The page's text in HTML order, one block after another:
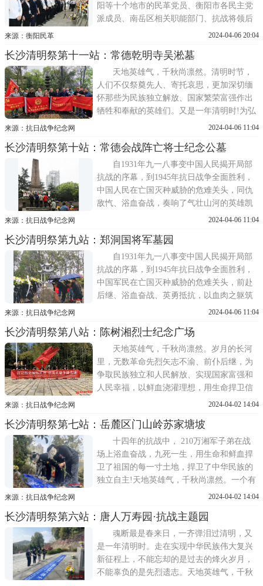
阳等十个地市的民革党员、衡阳市各民主党
派成员、南岳区相关职能部门、抗战将领后
裔、志愿者等社会各界人士代表二百余人齐
怀抗战英烈。上午九点五十分，松柏掩映中
的南岳忠烈祠享堂内庄严肃穆，各界代表手
持黄菊花，神情凝重，
来源：衡阳民革 2024-04-06 20:04
长沙清明祭第十一站：常德乾明寺吴淞墓
天地英雄气，千秋尚凛然。清明时节，
人们不仅祭奠先人、寄托哀思，更加深切缅
怀那些为民族独立解放、国家繁荣富强作出
牺牲和奉献的英雄们。又是一年清明时!为弘
扬英烈精神，传承红色基因，凝聚起奋进新
后裔联谊会、长沙市抗战文化研究会、抗日
战争纪念网、抗日战争图书馆、中共长沙市
抗战文化与文博学会联合支
来源：抗日战争纪念网 2024-04-06 11:04
长沙清明祭第十站：常德会战阵亡将士纪念公墓
自1931年九一八事变中国人民揭开局部
抗战的序幕，到1945年抗日战争全面胜利，
中国人民在亡国灭种威胁的危难关头，同仇
敌忾、浴血奋战，奏响了气壮山河的英雄凯
歌，涌现出一大批抗日英烈。为了国家富
义、艰苦奋斗。精神生生不息，事业薪火相
传。岁月的长河里，无数革命先烈矢志不
渝、前仆后继，为争取民族独
来源：抗日战争纪念网 2024-04-06 11:04
长沙清明祭第九站：郑洞国将军墓园
自1931年九一八事变中国人民揭开局部
抗战的序幕，到1945年抗日战争全面胜利，
中国军民在亡国灭种威胁的危难关头，前赴
后继、浴血奋战、英勇抵抗，以血肉之躯筑
起了捍卫民族尊严的钢铁长城，用气吞山河
诗。清明时节，人们不仅祭奠先人、寄托哀
思，更加深切缅怀那些为民族独立解放、国
家繁荣富强作出牺牲和奉献的
来源：抗日战争纪念网 2024-04-06 11:04
长沙清明祭第八站：陈树湘烈士纪念广场
天地英雄气，千秋尚凛然。岁月的长河
里，无数革命先烈矢志不渝、前仆后继，为
争取民族独立和人民解放、实现国家富强和
人民幸福，以鲜血浇灌理想，用生命捍卫信
仰，构筑起一座座不朽的精神丰碑。英烈虽
落实习近平总书记关于英烈褒扬纪念工作的
重要指示精神，引导社会各界缅怀英雄烈
士，弘扬英烈精神，传承红色
来源：抗日战争纪念网 2024-04-02 14:04
长沙清明祭第七站：岳麓区门山岭苏家塘坡
十四年的抗战中， 210万湘军子弟在战
场上浴血奋战，九死一生，用生命和鲜血捍
卫了祖国的每一寸土地，捍卫了中华民族的
独立自主!天地英雄气，千秋尚凛然。一个有
希望的民族不能没有英雄，一个有前途的国
民族英雄，都是中华民族的脊梁，他们的事
迹和精神都是激励我们前行的强大力量。鉴
往事，知来者。所有中华儿
来源：抗日战争纪念网 2024-04-02 14:04
长沙清明祭第六站：唐人万寿园·抗战主题园
魂断最是春来日，一齐弹泪过清明，又
是一年清明时。走在实现中华民族伟大复兴
新征程上，不能忘却的是过去的烽火岁月，
不能辜负的是先烈遗志。天地英雄气，千秋